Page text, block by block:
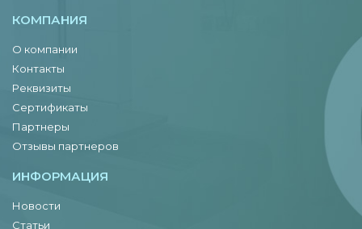
КОМПАНИЯ
О компании
Контакты
Реквизиты
Сертификаты
Партнеры
Отзывы партнеров
ИНФОРМАЦИЯ
Новости
Статьи